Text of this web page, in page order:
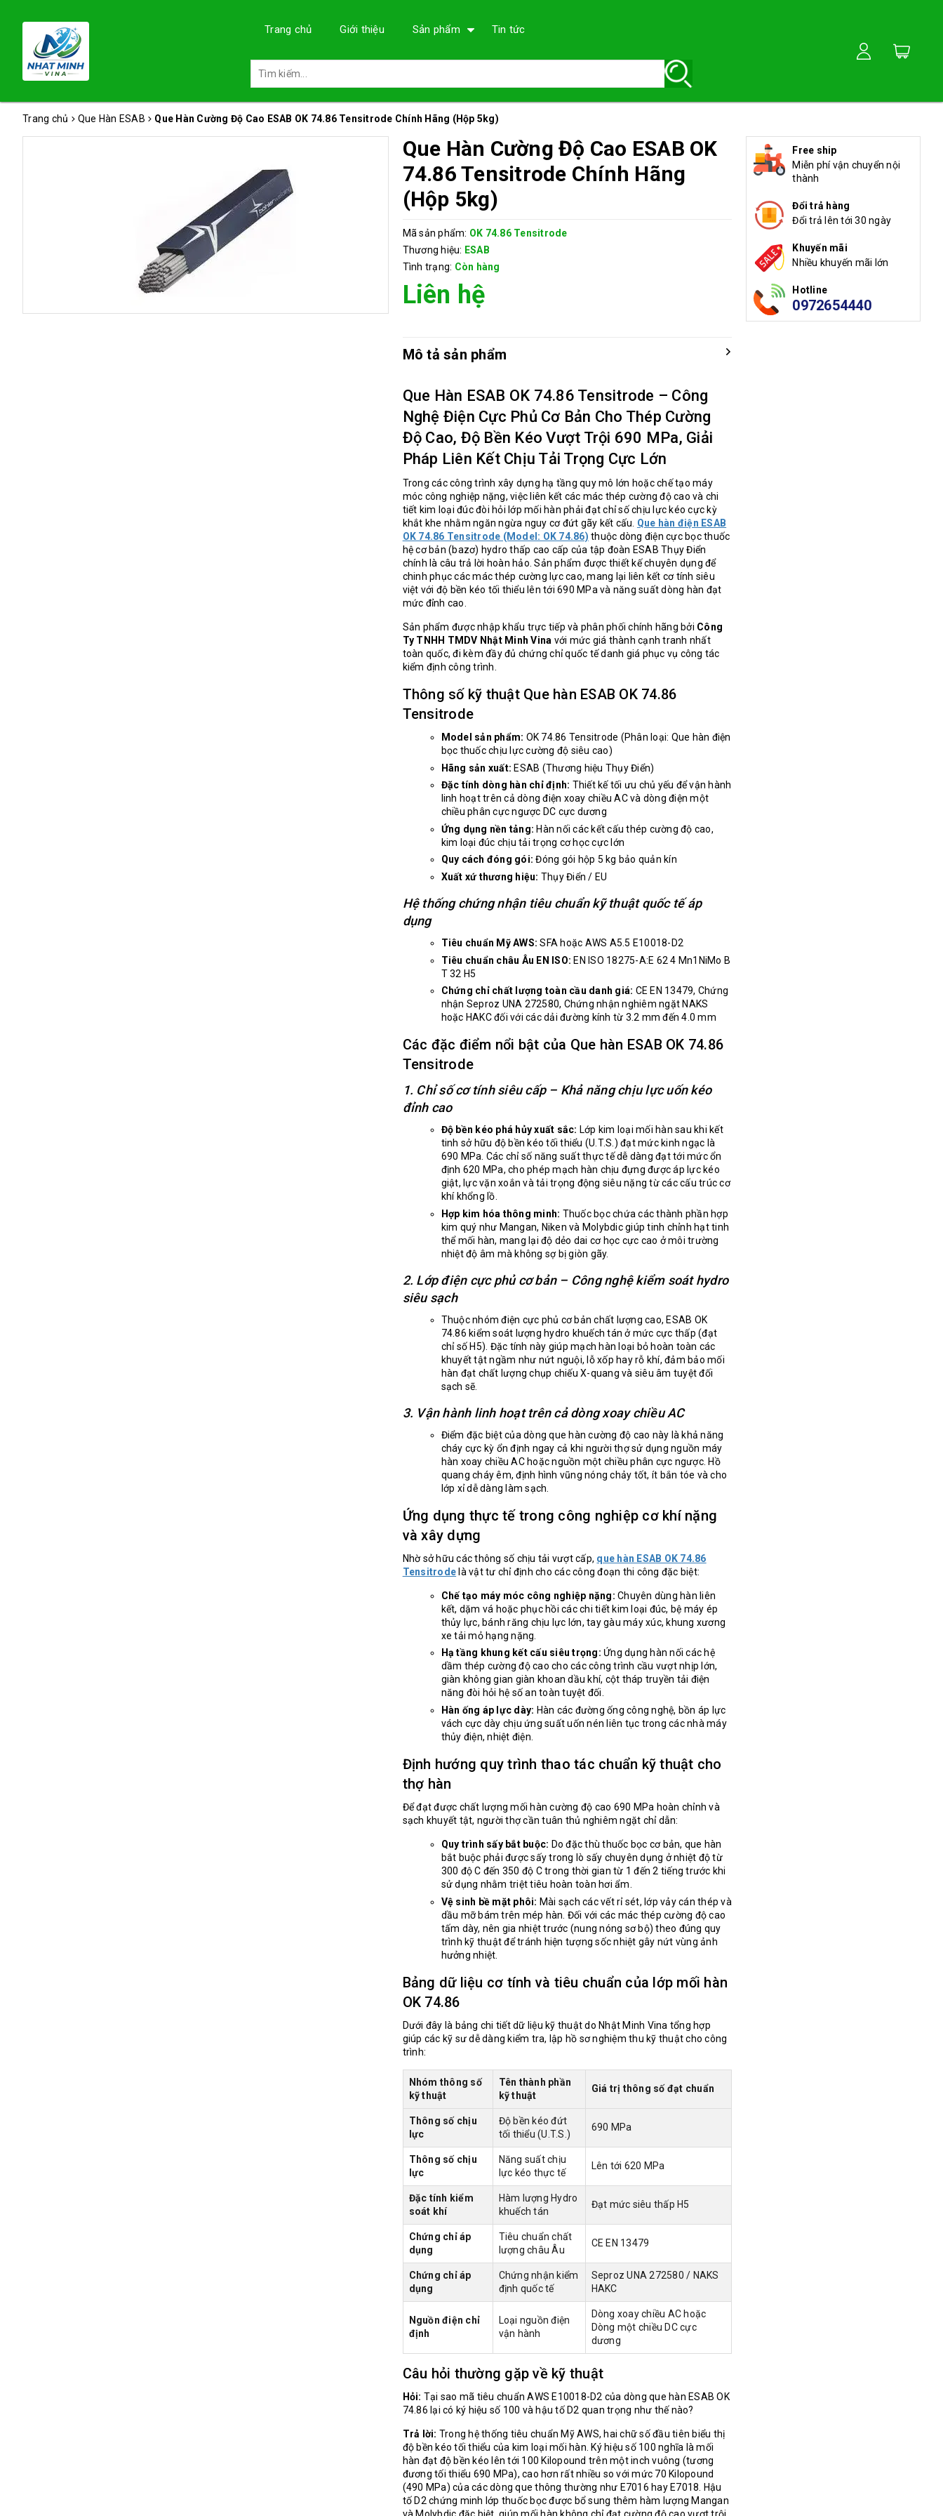
Trang chủ Giới thiệu Sản phẩm Tin tức
Trang chủ Que Hàn ESAB Que Hàn Cường Độ Cao ESAB OK 74.86 Tensitrode Chính Hãng (Hộp 5kg)
Que Hàn Cường Độ Cao ESAB OK
74.86 Tensitrode Chính Hãng
(Hộp 5kg)
Mã sản phẩm: OK 74.86 Tensitrode
Thương hiệu: ESAB
Tình trạng: Còn hàng
Liên hệ
Mô tả sản phẩm
Que Hàn ESAB OK 74.86 Tensitrode – Công
Nghệ Điện Cực Phủ Cơ Bản Cho Thép Cường
Độ Cao, Độ Bền Kéo Vượt Trội 690 MPa, Giải
Pháp Liên Kết Chịu Tải Trọng Cực Lớn
Trong các công trình xây dựng hạ tầng quy mô lớn hoặc chế tạo máy
móc công nghiệp nặng, việc liên kết các mác thép cường độ cao và chi
tiết kim loại đúc đòi hỏi lớp mối hàn phải đạt chỉ số chịu lực kéo cực kỳ
khắt khe nhằm ngăn ngừa nguy cơ đứt gãy kết cấu. Que hàn điện ESAB
OK 74.86 Tensitrode (Model: OK 74.86) thuộc dòng điện cực bọc thuốc
hệ cơ bản (bazơ) hydro thấp cao cấp của tập đoàn ESAB Thụy Điển
chính là câu trả lời hoàn hảo. Sản phẩm được thiết kế chuyên dụng để
chinh phục các mác thép cường lực cao, mang lại liên kết cơ tính siêu
việt với độ bền kéo tối thiểu lên tới 690 MPa và năng suất dòng hàn đạt
mức đỉnh cao.
Sản phẩm được nhập khẩu trực tiếp và phân phối chính hãng bởi Công
Ty TNHH TMDV Nhật Minh Vina với mức giá thành cạnh tranh nhất
toàn quốc, đi kèm đầy đủ chứng chỉ quốc tế danh giá phục vụ công tác
kiểm định công trình.
Thông số kỹ thuật Que hàn ESAB OK 74.86
Tensitrode
Model sản phẩm: OK 74.86 Tensitrode (Phân loại: Que hàn điện
bọc thuốc chịu lực cường độ siêu cao)
Hãng sản xuất: ESAB (Thương hiệu Thụy Điển)
Đặc tính dòng hàn chỉ định: Thiết kế tối ưu chủ yếu để vận hành
linh hoạt trên cả dòng điện xoay chiều AC và dòng điện một
chiều phân cực ngược DC cực dương
Ứng dụng nền tảng: Hàn nối các kết cấu thép cường độ cao,
kim loại đúc chịu tải trọng cơ học cực lớn
Quy cách đóng gói: Đóng gói hộp 5 kg bảo quản kín
Xuất xứ thương hiệu: Thụy Điển / EU
Hệ thống chứng nhận tiêu chuẩn kỹ thuật quốc tế áp
dụng
Tiêu chuẩn Mỹ AWS: SFA hoặc AWS A5.5 E10018-D2
Tiêu chuẩn châu Âu EN ISO: EN ISO 18275-A:E 62 4 Mn1NiMo B
T 32 H5
Chứng chỉ chất lượng toàn cầu danh giá: CE EN 13479, Chứng
nhận Seproz UNA 272580, Chứng nhận nghiêm ngặt NAKS
hoặc HAKC đối với các dải đường kính từ 3.2 mm đến 4.0 mm
Các đặc điểm nổi bật của Que hàn ESAB OK 74.86
Tensitrode
1. Chỉ số cơ tính siêu cấp – Khả năng chịu lực uốn kéo
đỉnh cao
Độ bền kéo phá hủy xuất sắc: Lớp kim loại mối hàn sau khi kết
tinh sở hữu độ bền kéo tối thiểu (U.T.S.) đạt mức kinh ngạc là
690 MPa. Các chỉ số năng suất thực tế dễ dàng đạt tới mức ổn
định 620 MPa, cho phép mạch hàn chịu đựng được áp lực kéo
giật, lực vặn xoắn và tải trọng động siêu nặng từ các cấu trúc cơ
khí khổng lồ.
Hợp kim hóa thông minh: Thuốc bọc chứa các thành phần hợp
kim quý như Mangan, Niken và Molybdic giúp tinh chỉnh hạt tinh
thể mối hàn, mang lại độ dẻo dai cơ học cực cao ở môi trường
nhiệt độ âm mà không sợ bị giòn gãy.
2. Lớp điện cực phủ cơ bản – Công nghệ kiểm soát hydro
siêu sạch
Thuộc nhóm điện cực phủ cơ bản chất lượng cao, ESAB OK
74.86 kiểm soát lượng hydro khuếch tán ở mức cực thấp (đạt
chỉ số H5). Đặc tính này giúp mạch hàn loại bỏ hoàn toàn các
khuyết tật ngầm như nứt nguội, lỗ xốp hay rỗ khí, đảm bảo mối
hàn đạt chất lượng chụp chiếu X-quang và siêu âm tuyệt đối
sạch sẽ.
3. Vận hành linh hoạt trên cả dòng xoay chiều AC
Điểm đặc biệt của dòng que hàn cường độ cao này là khả năng
cháy cực kỳ ổn định ngay cả khi người thợ sử dụng nguồn máy
hàn xoay chiều AC hoặc nguồn một chiều phân cực ngược. Hồ
quang cháy êm, định hình vũng nóng chảy tốt, ít bắn tóe và cho
lớp xỉ dễ dàng làm sạch.
Ứng dụng thực tế trong công nghiệp cơ khí nặng
và xây dựng
Nhờ sở hữu các thông số chịu tải vượt cấp, que hàn ESAB OK 74.86
Tensitrode là vật tư chỉ định cho các công đoạn thi công đặc biệt:
Chế tạo máy móc công nghiệp nặng: Chuyên dùng hàn liên
kết, dặm vá hoặc phục hồi các chi tiết kim loại đúc, bệ máy ép
thủy lực, bánh răng chịu lực lớn, tay gàu máy xúc, khung xương
xe tải mỏ hạng nặng.
Hạ tầng khung kết cấu siêu trọng: Ứng dụng hàn nối các hệ
dầm thép cường độ cao cho các công trình cầu vượt nhịp lớn,
giàn không gian giàn khoan dầu khí, cột tháp truyền tải điện
năng đòi hỏi hệ số an toàn tuyệt đối.
Hàn ống áp lực dày: Hàn các đường ống công nghệ, bồn áp lực
vách cực dày chịu ứng suất uốn nén liên tục trong các nhà máy
thủy điện, nhiệt điện.
Định hướng quy trình thao tác chuẩn kỹ thuật cho
thợ hàn
Để đạt được chất lượng mối hàn cường độ cao 690 MPa hoàn chỉnh và
sạch khuyết tật, người thợ cần tuân thủ nghiêm ngặt chỉ dẫn:
Quy trình sấy bắt buộc: Do đặc thù thuốc bọc cơ bản, que hàn
bắt buộc phải được sấy trong lò sấy chuyên dụng ở nhiệt độ từ
300 độ C đến 350 độ C trong thời gian từ 1 đến 2 tiếng trước khi
sử dụng nhằm triệt tiêu hoàn toàn hơi ẩm.
Vệ sinh bề mặt phôi: Mài sạch các vết rỉ sét, lớp vảy cán thép và
dầu mỡ bám trên mép hàn. Đối với các mác thép cường độ cao
tấm dày, nên gia nhiệt trước (nung nóng sơ bộ) theo đúng quy
trình kỹ thuật để tránh hiện tượng sốc nhiệt gây nứt vùng ảnh
hưởng nhiệt.
Bảng dữ liệu cơ tính và tiêu chuẩn của lớp mối hàn
OK 74.86
Dưới đây là bảng chi tiết dữ liệu kỹ thuật do Nhật Minh Vina tổng hợp
giúp các kỹ sư dễ dàng kiểm tra, lập hồ sơ nghiệm thu kỹ thuật cho công
trình:
Nhóm thông số
kỹ thuật
Tên thành phần
kỹ thuật
Giá trị thông số đạt chuẩn
Thông số chịu
lực
Độ bền kéo đứt
tối thiểu (U.T.S.)
690 MPa
Thông số chịu
lực
Năng suất chịu
lực kéo thực tế
Lên tới 620 MPa
Đặc tính kiểm
soát khí
Hàm lượng Hydro
khuếch tán
Đạt mức siêu thấp H5
Chứng chỉ áp
dụng
Tiêu chuẩn chất
lượng châu Âu
CE EN 13479
Chứng chỉ áp
dụng
Chứng nhận kiểm
định quốc tế
Seproz UNA 272580 / NAKS
HAKC
Nguồn điện chỉ
định
Loại nguồn điện
vận hành
Dòng xoay chiều AC hoặc
Dòng một chiều DC cực
dương
Câu hỏi thường gặp về kỹ thuật
Hỏi: Tại sao mã tiêu chuẩn AWS E10018-D2 của dòng que hàn ESAB OK
74.86 lại có ký hiệu số 100 và hậu tố D2 quan trọng như thế nào?
Trả lời: Trong hệ thống tiêu chuẩn Mỹ AWS, hai chữ số đầu tiên biểu thị
độ bền kéo tối thiểu của kim loại mối hàn. Ký hiệu số 100 nghĩa là mối
hàn đạt độ bền kéo lên tới 100 Kilopound trên một inch vuông (tương
đương tối thiểu 690 MPa), cao hơn rất nhiều so với mức 70 Kilopound
(490 MPa) của các dòng que thông thường như E7016 hay E7018. Hậu
tố D2 chứng minh lớp thuốc bọc được bổ sung thêm hàm lượng Mangan
và Molybdic đặc biệt, giúp mối hàn không chỉ đạt cường độ cao vượt trội
Free ship
Miễn phí vận chuyển nội
thành
Đổi trả hàng
Đổi trả lên tới 30 ngày
Khuyến mãi
Nhiều khuyến mãi lớn
Hotline
0972654440